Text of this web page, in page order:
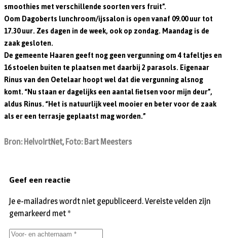
smoothies met verschillende soorten vers fruit”.
Oom Dagoberts lunchroom/ijssalon is open vanaf 09.00 uur tot
17.30 uur. Zes dagen in de week, ook op zondag. Maandag is de
zaak gesloten.
De gemeente Haaren geeft nog geen vergunning om 4 tafeltjes en
16 stoelen buiten te plaatsen met daarbij 2 parasols. Eigenaar
Rinus van den Oetelaar hoopt wel dat die vergunning alsnog
komt. “Nu staan er dagelijks een aantal fietsen voor mijn deur”,
aldus Rinus. “Het is natuurlijk veel mooier en beter voor de zaak
als er een terrasje geplaatst mag worden.”
Bron: HelvoirtNet, Foto: Bart Meesters
Geef een reactie
Je e-mailadres wordt niet gepubliceerd.Vereiste velden zijn
gemarkeerd met *